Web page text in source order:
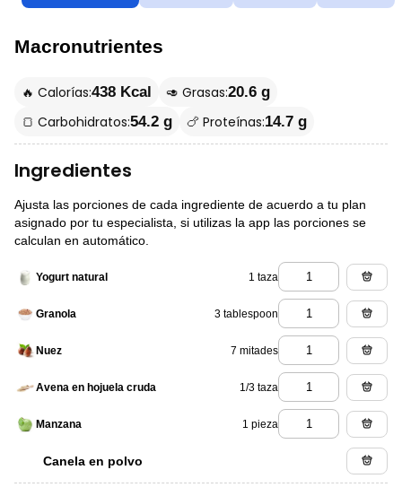
Macronutrientes
🔥 Calorías:438 Kcal 🥑 Grasas:20.6 g
🍞 Carbohidratos:54.2 g 🍗 Proteínas:14.7 g
Ingredientes
Ajusta las porciones de cada ingrediente de acuerdo a tu plan
asignado por tu especialista, si utilizas la app las porciones se
calculan en automático.
Yogurt natural 1 taza
Granola 3 tablespoon
Nuez 7 mitades
Avena en hojuela cruda 1/3 taza
Manzana 1 pieza
Canela en polvo